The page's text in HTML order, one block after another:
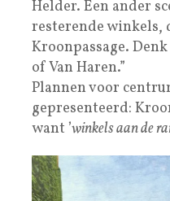
Helder. Een ander
resterende winkels,
Kroonpassage.
of Van Haren.”
Plannen voor
gepresenteerd:
want ’winkels aan de